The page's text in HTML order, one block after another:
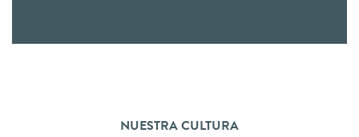
NUESTRA CULTURA